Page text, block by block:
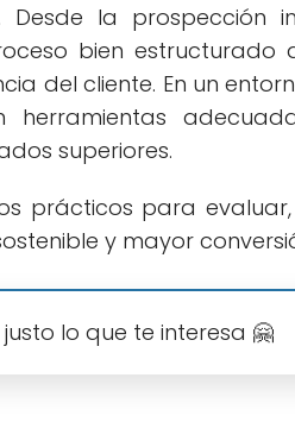
Desde la prospección
bien
del cliente. En un
herramientas
superiores.
prácticos para
y mayor
lo que te interesa 🤗